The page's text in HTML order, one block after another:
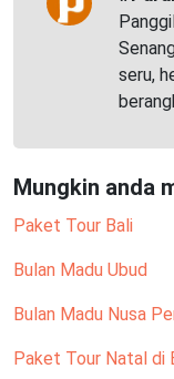
seru,
Mungkin anda
Paket Tour Bali
Bulan Madu Ubud
Bulan Madu Nusa
Paket Tour Natal di